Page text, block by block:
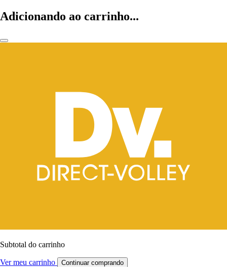
Adicionando ao carrinho...
Subtotal do carrinho
Ver meu carrinho Continuar comprando